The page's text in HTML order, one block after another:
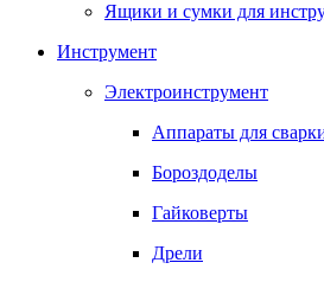
Ящики и сумки для
Инструмент
Электроинструмент
Аппараты для
Бороздоделы
Гайковерты
Дрели